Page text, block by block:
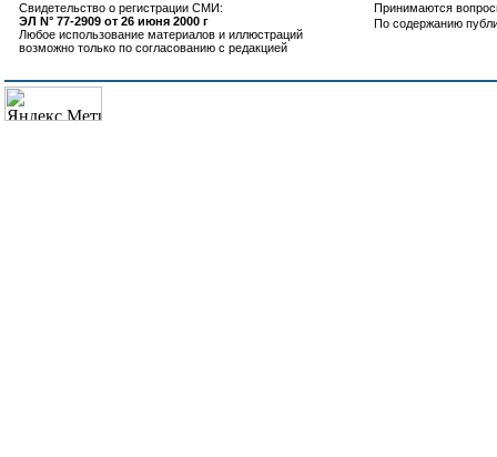
Свидетельство о регистрации СМИ:
ЭЛ N° 77-2909 от 26 июня 2000 г
Любое использование материалов и иллюстраций
возможно только по согласованию с редакцией
Принимаются
По содержанию